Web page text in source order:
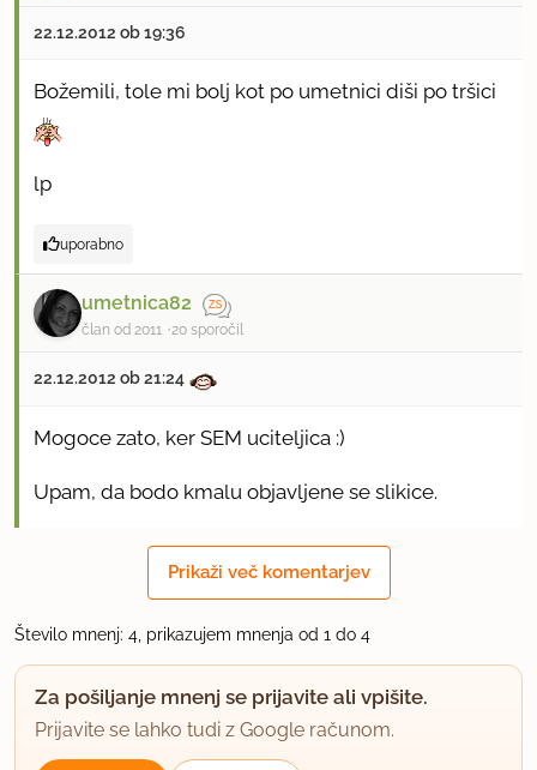
22.12.2012 ob 19:36
Božemili, tole mi bolj kot po umetnici diši po tršici
lp
uporabno
umetnica82
član od 2011 20 sporočil
22.12.2012 ob 21:24
Mogoce zato, ker SEM uciteljica :)
Upam, da bodo kmalu objavljene se slikice.
član od 2002 2740 sporočil
24.12.2012 ob 7:06
Zelo lepo.
Prikaži več komentarjev
Število mnenj: 4, prikazujem mnenja od 1 do 4
Za pošiljanje mnenj se prijavite ali vpišite.
Prijavite se lahko tudi z Google računom.